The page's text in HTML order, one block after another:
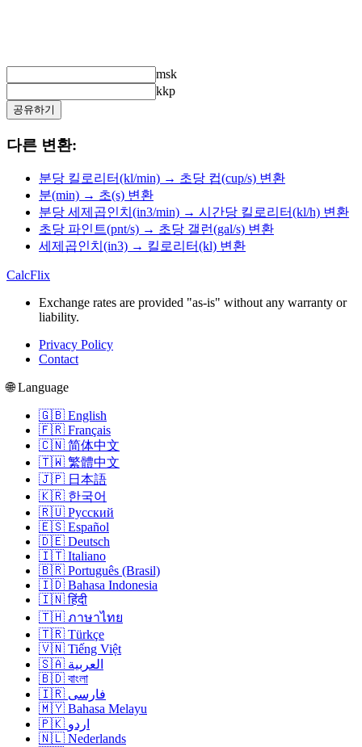
msk
kkp
공유하기
다른 변환:
분당 킬로리터(kl/min) → 초당 컵(cup/s) 변환
분(min) → 초(s) 변환
분당 세제곱인치(in3/min) → 시간당 킬로리터(kl/h) 변환
초당 파인트(pnt/s) → 초당 갤런(gal/s) 변환
세제곱인치(in3) → 킬로리터(kl) 변환
CalcFlix
Exchange rates are provided "as-is" without any warranty or
liability.
Privacy Policy
Contact
🌐 Language
🇬🇧 English
🇫🇷 Français
🇨🇳 简体中文
🇹🇼 繁體中文
🇯🇵 日本語
🇰🇷 한국어
🇷🇺 Русский
🇪🇸 Español
🇩🇪 Deutsch
🇮🇹 Italiano
🇧🇷 Português (Brasil)
🇮🇩 Bahasa Indonesia
🇮🇳 हिंदी
🇹🇭 ภาษาไทย
🇹🇷 Türkçe
🇻🇳 Tiếng Việt
🇸🇦 العربية
🇧🇩 বাংলা
🇮🇷 فارسی
🇲🇾 Bahasa Melayu
🇵🇰 اردو
🇳🇱 Nederlands